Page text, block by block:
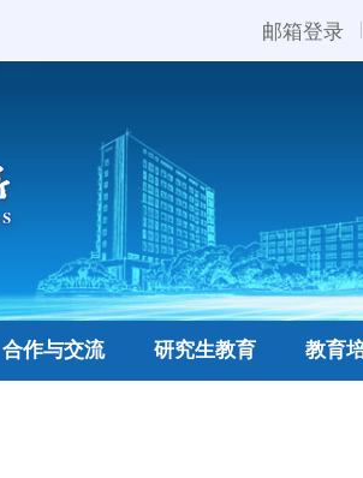
邮箱登录
合作与交流 研究生教育 教育